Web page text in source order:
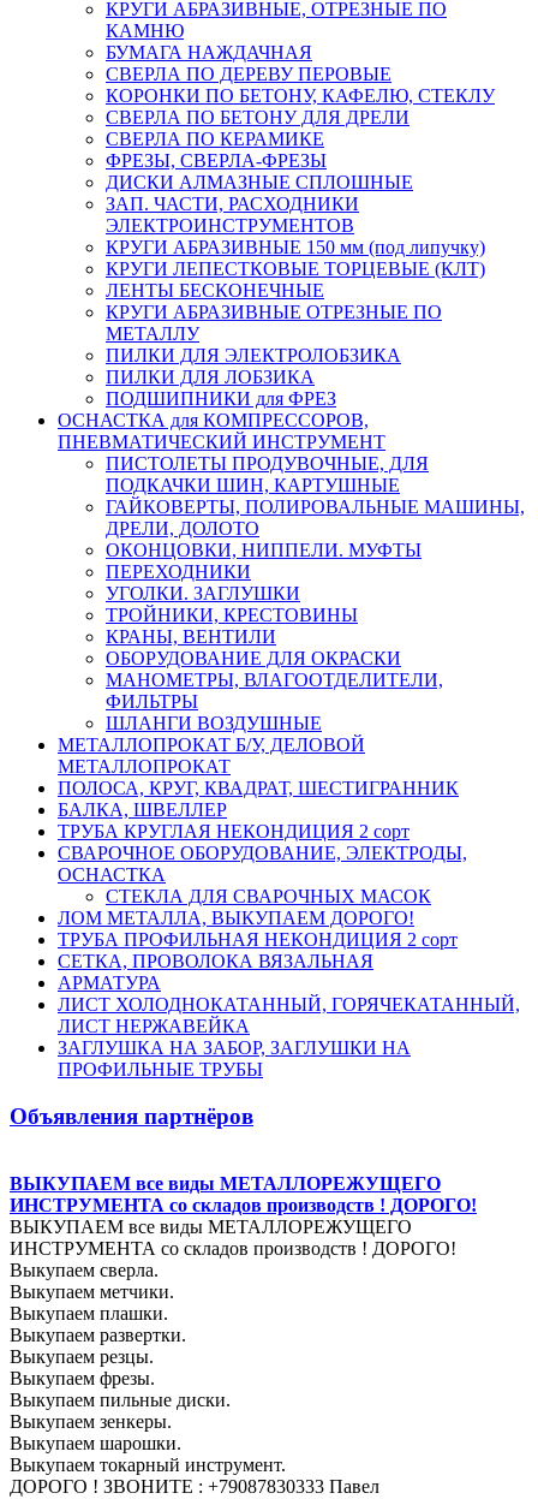
КРУГИ АБРАЗИВНЫЕ, ОТРЕЗНЫЕ ПО
КАМНЮ
БУМАГА НАЖДАЧНАЯ
СВЕРЛА ПО ДЕРЕВУ ПЕРОВЫЕ
КОРОНКИ ПО БЕТОНУ, КАФЕЛЮ, СТЕКЛУ
СВЕРЛА ПО БЕТОНУ ДЛЯ ДРЕЛИ
СВЕРЛА ПО КЕРАМИКЕ
ФРЕЗЫ, СВЕРЛА-ФРЕЗЫ
ДИСКИ АЛМАЗНЫЕ СПЛОШНЫЕ
ЗАП. ЧАСТИ, РАСХОДНИКИ
ЭЛЕКТРОИНСТРУМЕНТОВ
КРУГИ АБРАЗИВНЫЕ 150 мм (под липучку)
КРУГИ ЛЕПЕСТКОВЫЕ ТОРЦЕВЫЕ (КЛТ)
ЛЕНТЫ БЕСКОНЕЧНЫЕ
КРУГИ АБРАЗИВНЫЕ ОТРЕЗНЫЕ ПО
МЕТАЛЛУ
ПИЛКИ ДЛЯ ЭЛЕКТРОЛОБЗИКА
ПИЛКИ ДЛЯ ЛОБЗИКА
ПОДШИПНИКИ для ФРЕЗ
ОСНАСТКА для КОМПРЕССОРОВ,
ПНЕВМАТИЧЕСКИЙ ИНСТРУМЕНТ
ПИСТОЛЕТЫ ПРОДУВОЧНЫЕ, ДЛЯ
ПОДКАЧКИ ШИН, КАРТУШНЫЕ
ГАЙКОВЕРТЫ, ПОЛИРОВАЛЬНЫЕ МАШИНЫ,
ДРЕЛИ, ДОЛОТО
ОКОНЦОВКИ, НИППЕЛИ. МУФТЫ
ПЕРЕХОДНИКИ
УГОЛКИ. ЗАГЛУШКИ
ТРОЙНИКИ, КРЕСТОВИНЫ
КРАНЫ, ВЕНТИЛИ
ОБОРУДОВАНИЕ ДЛЯ ОКРАСКИ
МАНОМЕТРЫ, ВЛАГООТДЕЛИТЕЛИ,
ФИЛЬТРЫ
ШЛАНГИ ВОЗДУШНЫЕ
МЕТАЛЛОПРОКАТ Б/У, ДЕЛОВОЙ
МЕТАЛЛОПРОКАТ
ПОЛОСА, КРУГ, КВАДРАТ, ШЕСТИГРАННИК
БАЛКА, ШВЕЛЛЕР
ТРУБА КРУГЛАЯ НЕКОНДИЦИЯ 2 сорт
СВАРОЧНОЕ ОБОРУДОВАНИЕ, ЭЛЕКТРОДЫ,
ОСНАСТКА
СТЕКЛА ДЛЯ СВАРОЧНЫХ МАСОК
ЛОМ МЕТАЛЛА, ВЫКУПАЕМ ДОРОГО!
ТРУБА ПРОФИЛЬНАЯ НЕКОНДИЦИЯ 2 сорт
СЕТКА, ПРОВОЛОКА ВЯЗАЛЬНАЯ
АРМАТУРА
ЛИСТ ХОЛОДНОКАТАННЫЙ, ГОРЯЧЕКАТАННЫЙ,
ЛИСТ НЕРЖАВЕЙКА
ЗАГЛУШКА НА ЗАБОР, ЗАГЛУШКИ НА
ПРОФИЛЬНЫЕ ТРУБЫ
Объявления партнёров
ВЫКУПАЕМ все виды МЕТАЛЛОРЕЖУЩЕГО
ИНСТРУМЕНТА со складов производств ! ДОРОГО!
ВЫКУПАЕМ все виды МЕТАЛЛОРЕЖУЩЕГО
ИНСТРУМЕНТА со складов производств ! ДОРОГО!
Выкупаем сверла.
Выкупаем метчики.
Выкупаем плашки.
Выкупаем развертки.
Выкупаем резцы.
Выкупаем фрезы.
Выкупаем пильные диски.
Выкупаем зенкеры.
Выкупаем шарошки.
Выкупаем токарный инструмент.
ДОРОГО ! ЗВОНИТЕ : +79087830333 Павел